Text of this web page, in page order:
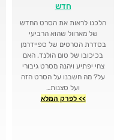
חדש
הלכנו לראות את הסרט החדש
של מארוול שהוא הרביעי
בסדרת הסרטים של ספיידרמן
בכיכובו של טום הולנד. האם
צחי יפתיע ויהנה מסרט גיבורי
על? מה חשבנו על הסרט הזה
ועל סצנות…
>> לפרק המלא